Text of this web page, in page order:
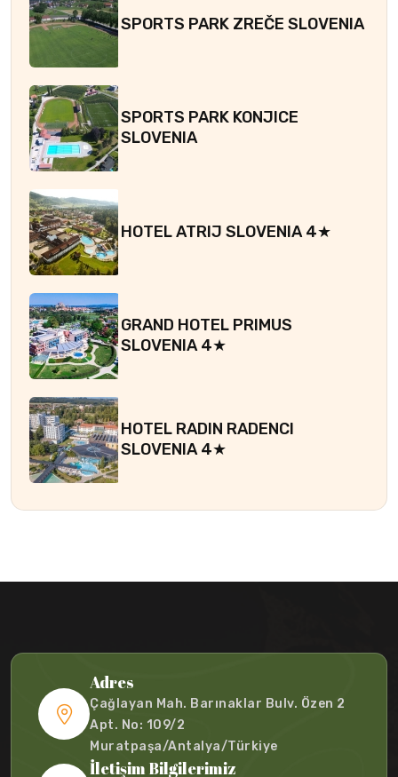
SPORTS PARK ZREČE SLOVENIA
SPORTS PARK KONJICE
SLOVENIA
HOTEL ATRIJ SLOVENIA 4★
GRAND HOTEL PRIMUS
SLOVENIA 4★
HOTEL RADIN RADENCI
SLOVENIA 4★
Adres
Çağlayan Mah. Barınaklar Bulv. Özen 2
Apt. No: 109/2
Muratpaşa/Antalya/Türkiye
İletişim Bilgilerimiz